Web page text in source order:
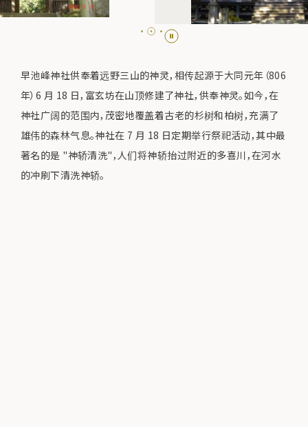
早池峰神社供奉着远野三山的神灵，相传起源于大同元年（806
年）6 月 18 日，富玄坊在山顶修建了神社，供奉神灵。如今，在
神社广阔的范围内，茂密地覆盖着古老的杉树和柏树，充满了
雄伟的森林气息。神社在 7 月 18 日定期举行祭祀活动，其中最
著名的是 "神轿清洗"，人们将神轿抬过附近的多喜川，在河水
的冲刷下清洗神轿。